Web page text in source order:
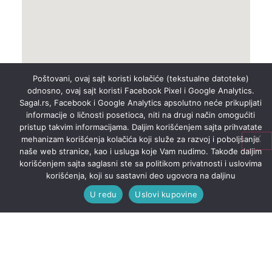
Poštovani, ovaj sajt koristi kolačiće (tekstualne datoteke)
odnosno, ovaj sajt koristi Facebook Pixel i Google Analytics.
Sagal.rs, Facebook i Google Analytics apsolutno neće prikupljati
informacije o ličnosti posetioca, niti na drugi način omogućiti
pristup takvim informacijama. Daljim korišćenjem sajta prihvatate
mehanizam korišćenja kolačića koji služe za razvoj i poboljšanje
naše web stranice, kao i usluga koje Vam nudimo. Takođe daljim
korišćenjem sajta saglasni ste sa politikom privatnosti i uslovima
korišćenja, koji su sastavni deo ugovora na daljinu
U redu
Uslovi kupovine